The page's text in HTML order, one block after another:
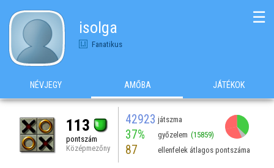
isolga
Fanatikus
☰
NÉVJEGY AMŐBA JÁTÉKOK
113
pontszám
Középmezőny
42923 játszma
37% győzelem (15859)
87 ellenfelek átlagos pontszáma